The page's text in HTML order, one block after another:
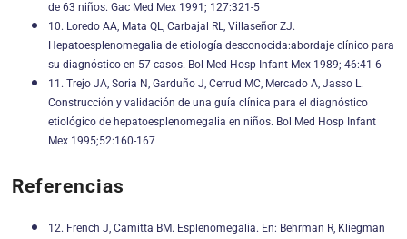
de 63 niños. Gac Med Mex 1991; 127:321-5
10. Loredo AA, Mata QL, Carbajal RL, Villaseñor ZJ.
Hepatoesplenomegalia de etiología desconocida:abordaje clínico para
su diagnóstico en 57 casos. Bol Med Hosp Infant Mex 1989; 46:41-6
11. Trejo JA, Soria N, Garduño J, Cerrud MC, Mercado A, Jasso L.
Construcción y validación de una guía clínica para el diagnóstico
etiológico de hepatoesplenomegalia en niños. Bol Med Hosp Infant
Mex 1995;52:160-167
Referencias
12. French J, Camitta BM. Esplenomegalia. En: Behrman R, Kliegman